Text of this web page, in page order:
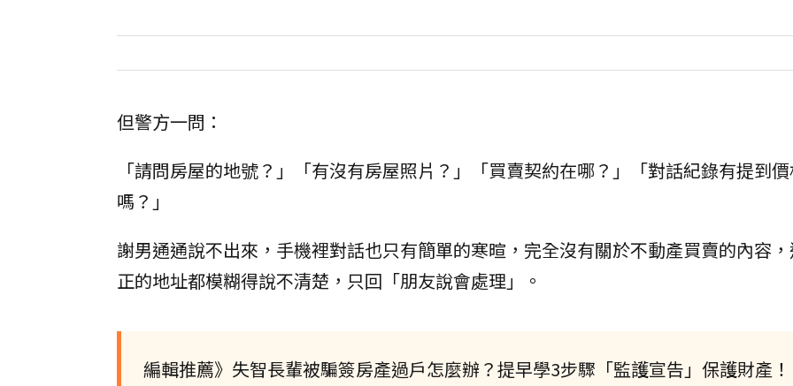
但警方一問：
「請問房屋的地號？」「有沒有房屋照片？」「買賣契約在哪？」「對話紀錄有提到
嗎？」
謝男通通說不出來，手機裡對話也只有簡單的寒暄，完全沒有關於不動產買賣的內容
正的地址都模糊得說不清楚，只回「朋友說會處理」。
編輯推薦》失智長輩被騙簽房產過戶怎麼辦？提早學3步驟「監護宣告」保護財產